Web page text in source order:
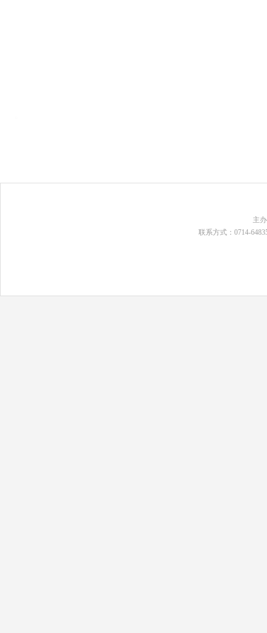
主
联系方式：0714-